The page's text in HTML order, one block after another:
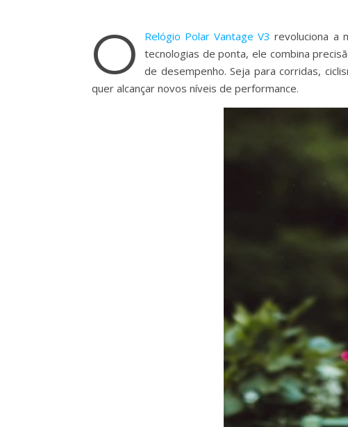
O Relógio Polar Vantage V3 revoluciona a
tecnologias de ponta, ele combina
de desempenho. Seja para corridas,
quer alcançar novos níveis de performance.